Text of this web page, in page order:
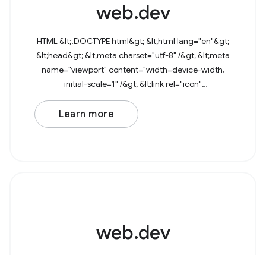
web.dev
HTML &lt;!DOCTYPE html&gt; &lt;html lang="en"&gt;
&lt;head&gt; &lt;meta charset="utf-8" /&gt; &lt;meta
name="viewport" content="width=device-width,
initial-scale=1" /&gt; &lt;link rel="icon"
href="data:image/svg+xml,&lt;svg
Learn more
web.dev